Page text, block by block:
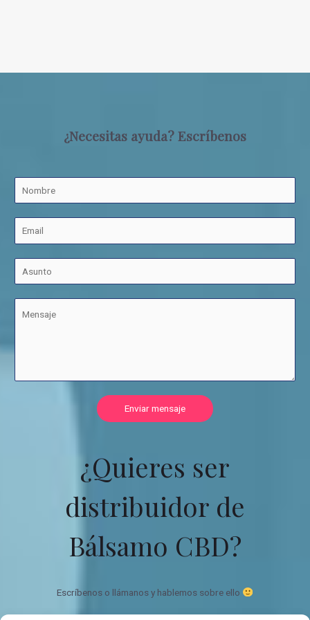
¿Necesitas ayuda? Escríbenos
Enviar mensaje
¿Quieres ser
distribuidor de
Bálsamo CBD?
Escríbenos o llámanos y hablemos sobre ello